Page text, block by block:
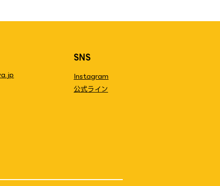
SNS
Instagram
公式ライン